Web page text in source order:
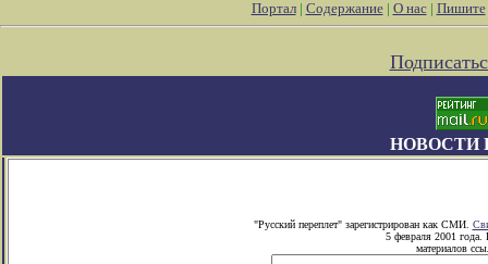
Портал| Содержание| О нас| Пишите
НОВОСТИ
"Русский переплет" зарегистрирован как СМИ.
5 февраля 2001 года.
материалов